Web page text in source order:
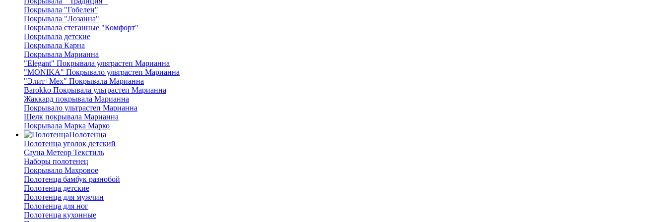
Покрывала "Гобелен"
Покрывала "Лозанна"
Покрывала стеганные "Комфорт"
Покрывала детские
Покрывала Карна
Покрывала Марианна
"Elegant" Покрывала ультрастеп Марианна
"MONIKA" Покрывало ультрастеп Марианна
"Элит+Мех" Покрывала Марианна
Barokko Покрывала ультрастеп Марианна
Жаккард покрывала Марианна
Покрывало ультрастеп Марианна
Шелк покрывала Марианна
Покрывала Марка Марко
Полотенца
Полотенца уголок детский
Сауна Метеор Текстиль
Наборы полотенец
Покрывало Махровое
Полотенца бамбук разнобой
Полотенца детские
Полотенца для мужчин
Полотенца для ног
Полотенца кухонные